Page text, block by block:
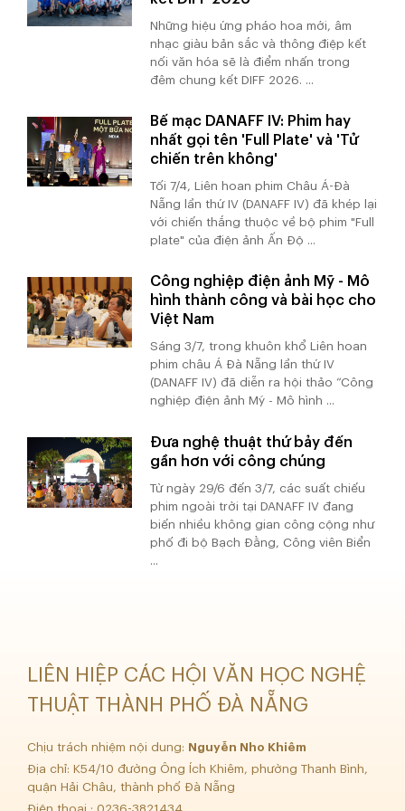
Những hiệu ứng pháo hoa mới, âm
nhạc giàu bản sắc và thông điệp kết
nối văn hóa sẽ là điểm nhấn trong
đêm chung kết DIFF 2026. ...
Bế mạc DANAFF IV: Phim hay
nhất gọi tên 'Full Plate' và 'Tử
chiến trên không'
Tối 7/4, Liên hoan phim Châu Á-Đà
Nẵng lần thứ IV (DANAFF IV) đã khép lại
với chiến thắng thuộc về bộ phim "Full
plate" của điện ảnh Ấn Độ ...
Công nghiệp điện ảnh Mỹ - Mô
hình thành công và bài học cho
Việt Nam
Sáng 3/7, trong khuôn khổ Liên hoan
phim châu Á Đà Nẵng lần thứ IV
(DANAFF IV) đã diễn ra hội thảo “Công
nghiệp điện ảnh Mỹ - Mô hình ...
Đưa nghệ thuật thứ bảy đến
gần hơn với công chúng
Từ ngày 29/6 đến 3/7, các suất chiếu
phim ngoài trời tại DANAFF IV đang
biến nhiều không gian công cộng như
phố đi bộ Bạch Đằng, Công viên Biển
LIÊN HIỆP CÁC HỘI VĂN HỌC NGHỆ
THUẬT THÀNH PHỐ ĐÀ NẴNG
Chịu trách nhiệm nội dung: Nguyễn Nho Khiêm
Địa chỉ: K54/10 đường Ông Ích Khiêm, phường Thanh Bình,
quận Hải Châu, thành phố Đà Nẵng
Điện thoại : 0236-3821434